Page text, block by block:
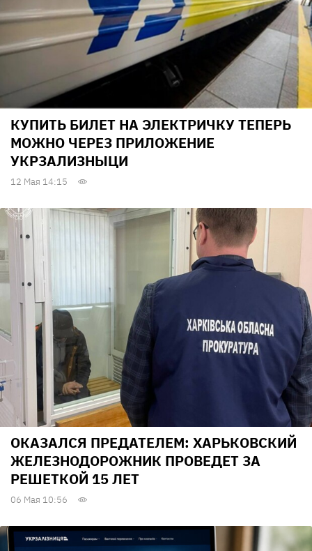
КУПИТЬ БИЛЕТ НА ЭЛЕКТРИЧКУ ТЕПЕРЬ
МОЖНО ЧЕРЕЗ ПРИЛОЖЕНИЕ
УКРЗАЛИЗНЫЦИ
12 Мая 14:15
ОКАЗАЛСЯ ПРЕДАТЕЛЕМ: ХАРЬКОВСКИЙ
ЖЕЛЕЗНОДОРОЖНИК ПРОВЕДЕТ ЗА
РЕШЕТКОЙ 15 ЛЕТ
06 Мая 10:56